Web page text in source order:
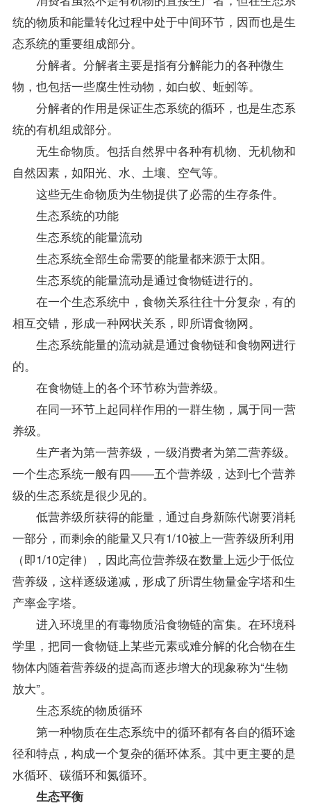
统的物质和能量转化过程中处于中间环节，因而也是生
态系统的重要组成部分。
分解者。分解者主要是指有分解能力的各种微生
物，也包括一些腐生性动物，如白蚁、蚯蚓等。
分解者的作用是保证生态系统的循环，也是生态系
统的有机组成部分。
无生命物质。包括自然界中各种有机物、无机物和
自然因素，如阳光、水、土壤、空气等。
这些无生命物质为生物提供了必需的生存条件。
生态系统的功能
生态系统的能量流动
生态系统全部生命需要的能量都来源于太阳。
生态系统的能量流动是通过食物链进行的。
在一个生态系统中，食物关系往往十分复杂，有的
相互交错，形成一种网状关系，即所谓食物网。
生态系统能量的流动就是通过食物链和食物网进行
的。
在食物链上的各个环节称为营养级。
在同一环节上起同样作用的一群生物，属于同一营
养级。
生产者为第一营养级，一级消费者为第二营养级。
一个生态系统一般有四——五个营养级，达到七个营养
级的生态系统是很少见的。
低营养级所获得的能量，通过自身新陈代谢要消耗
一部分，而剩余的能量又只有1/10被上一营养级所利用
（即1/10定律），因此高位营养级在数量上远少于低位
营养级，这样逐级递减，形成了所谓生物量金字塔和生
产率金字塔。
进入环境里的有毒物质沿食物链的富集。在环境科
学里，把同一食物链上某些元素或难分解的化合物在生
物体内随着营养级的提高而逐步增大的现象称为“生物
放大”。
生态系统的物质循环
第一种物质在生态系统中的循环都有各自的循环途
径和特点，构成一个复杂的循环体系。其中更主要的是
水循环、碳循环和氮循环。
生态平衡